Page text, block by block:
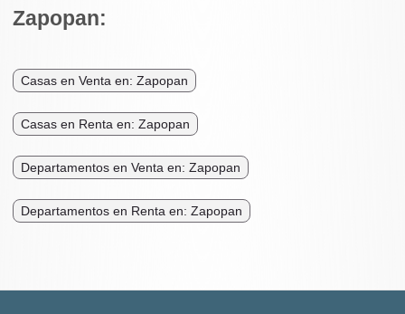
Zapopan:
Casas en Venta en: Zapopan
Casas en Renta en: Zapopan
Departamentos en Venta en: Zapopan
Departamentos en Renta en: Zapopan